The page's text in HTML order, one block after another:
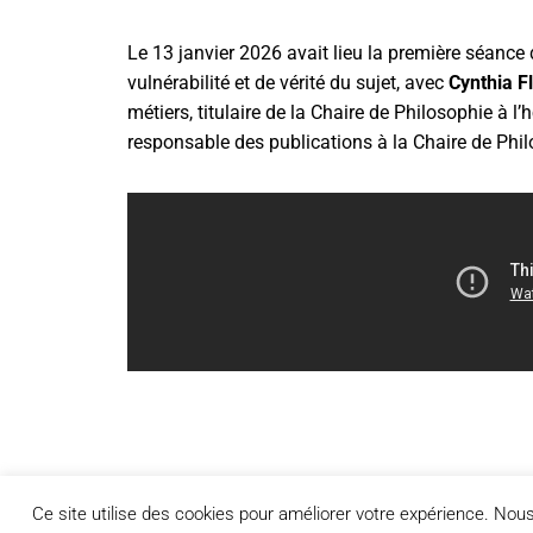
Le 13 janvier 2026 avait lieu la première
vulnérabilité et de vérité du sujet, avecCynthia
métiers, titulaire de la Chaire de Philosophie à
responsable des publications à la Chaire de
Ce site utilise des cookies pour améliorer votre expérience.